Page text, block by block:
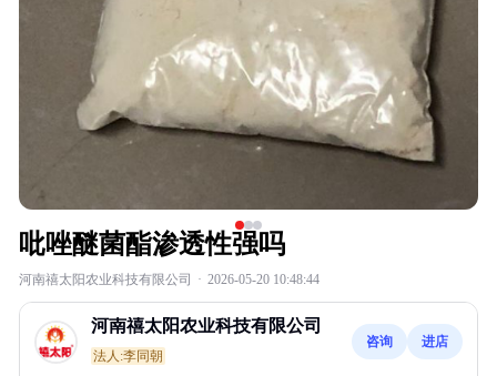
吡唑醚菌酯渗透性强吗
河南禧太阳农业科技有限公司 · 2026-05-20 10:48:44
河南禧太阳农业科技有限公司
法人:李同朝
咨询 进店